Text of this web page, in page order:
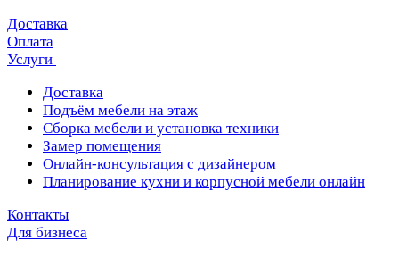
Доставка
Оплата
Услуги
Доставка
Подъём мебели на этаж
Сборка мебели и установка техники
Замер помещения
Онлайн-консультация с дизайнером
Планирование кухни и корпусной мебели онлайн
Контакты
Для бизнеса